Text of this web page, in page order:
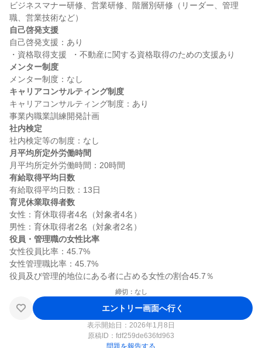
ビジネスマナー研修、営業研修、階層別研修（リーダー、管理
自己啓発支援
自己啓発支援：あり
メンター制度
キャリアコンサルティング制度
キャリアコンサルティング制度：あり
社内検定
月平均所定外労働時間
有給取得平均日数
育児休業取得者数
女性：育休取得者4名（対象者4名）
役員・管理職の女性比率
女性役員比率：45.7%
女性管理職比率：45.7%
締切：なし
エントリー画面へ行く
表示開始日：2026年1月8日
原稿ID： fdf259de636fd963
問題を報告する